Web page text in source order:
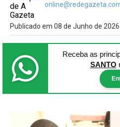
Publicado em 08 de Junho de
Receba as
SANTO